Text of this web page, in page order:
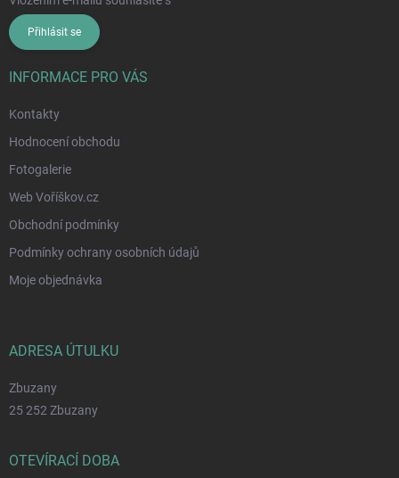
Přihlásit se
INFORMACE PRO VÁS
Kontakty
Hodnocení obchodu
Fotogalerie
Web Voříškov.cz
Obchodní podmínky
Podmínky ochrany osobních údajů
Moje objednávka
ADRESA ÚTULKU
Zbuzany
25 252 Zbuzany
OTEVÍRACÍ DOBA